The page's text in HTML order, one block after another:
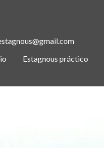
Estagnous práctico